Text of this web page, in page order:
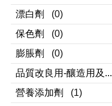
漂白劑
(0)
保色劑
(0)
膨脹劑
(0)
品質改良用-釀造用及...
營養添加劑
(1)